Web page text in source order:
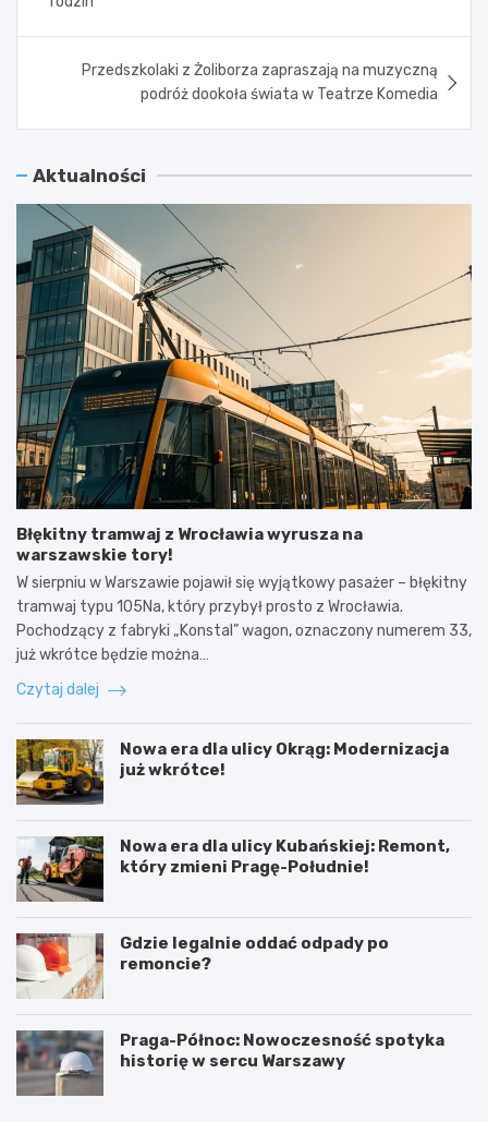
Przedszkolaki z Żoliborza zapraszają na muzyczną
podróż dookoła świata w Teatrze Komedia
Aktualności
Błękitny tramwaj z Wrocławia wyrusza na
warszawskie tory!
W sierpniu w Warszawie pojawił się wyjątkowy pasażer – błękitny
tramwaj typu 105Na, który przybył prosto z Wrocławia.
Pochodzący z fabryki „Konstal” wagon, oznaczony numerem 33,
już wkrótce będzie można…
Czytaj dalej
Nowa era dla ulicy Okrąg: Modernizacja
już wkrótce!
Nowa era dla ulicy Kubańskiej: Remont,
który zmieni Pragę-Południe!
Gdzie legalnie oddać odpady po
remoncie?
Praga-Północ: Nowoczesność spotyka
historię w sercu Warszawy